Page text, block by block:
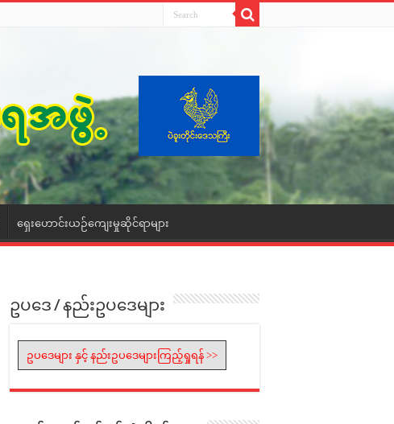
ရှေးဟောင်းယဉ်ကျေးမှုဆိုင်ရာများ
ဥပဒေ / နည်းဥပဒေများ
ဥပဒေများ နှင့် နည်းဥပဒေများကြည့်ရှုရန် >>